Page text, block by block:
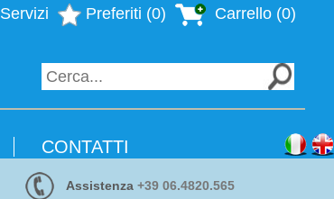
Carrello (0)
Preferiti (0)
Servizi
CONTATTI
Assistenza+39 06.4820.565